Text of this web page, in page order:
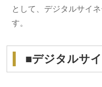
として、デジタルサイ
す。
■デジタルサ